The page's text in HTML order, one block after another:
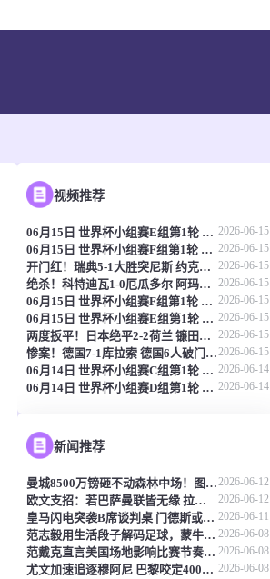
视频推荐
06月15日 世界杯小组赛E组第1轮 科特迪瓦vs厄瓜多尔 全场录像 2026-06-15
06月15日 世界杯小组赛F组第1轮 瑞典vs突尼斯 全场录像 2026-06-15
开门红！瑞典5-1大胜突尼斯 约克雷斯传射伊萨克1射2传阿亚里双响 2026-06-15
绝杀！科特迪瓦1-0厄瓜多尔 阿玛德制胜辛戈助攻 两队4中门框 2026-06-15
06月15日 世界杯小组赛F组第1轮 荷兰vs日本 全场录像 2026-06-15
06月15日 世界杯小组赛E组第1轮 德国vs库拉索 全场录像 2026-06-15
两度扳平！日本绝平2-2荷兰 镰田大地被动破门范戴克世界杯首球 2026-06-15
惨案！德国7-1库拉索 德国6人破门哈弗茨双响翁达夫替补1射2传2026-06-15
06月14日 世界杯小组赛C组第1轮 海地vs苏格兰 全场录像 2026-06-14
06月14日 世界杯小组赛D组第1轮 澳大利亚vs土耳其 全场录像 2026-06-14
新闻推荐
曼城8500万镑砸不动森林中场！图赫尔：天价转会传闻反倒成了安德森的兴奋剂2026-06-12
欧文支招：若巴萨曼联皆无缘 拉什福德或该考虑兵工厂 2026-06-12
皇马闪电突袭B席谈判桌 门德斯或成关键先生 2026-06-11
范志毅用生活段子解码足球，蒙牛真果粒《混世宝典》玩出新花样 2026-06-08
范戴克直言美国场地影响比赛节奏 橙衣军团蓄势待发剑指世界杯 2026-06-08
尤文加速追逐穆阿尼 巴黎咬定4000万欧元不放 2026-06-08